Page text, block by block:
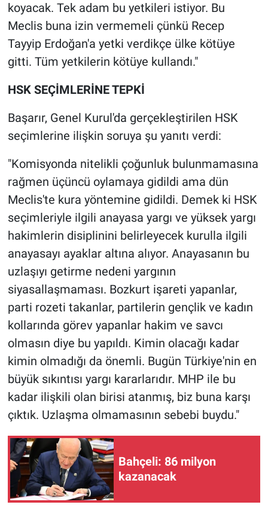
koyacak. Tek adam bu yetkileri istiyor. Bu
Meclis buna izin vermemeli çünkü Recep
Tayyip Erdoğan'a yetki verdikçe ülke kötüye
gitti. Tüm yetkilerin kötüye kullandı."
HSK SEÇİMLERİNE TEPKİ
Başarır, Genel Kurul'da gerçekleştirilen HSK
seçimlerine ilişkin soruya şu yanıtı verdi:
"Komisyonda nitelikli çoğunluk bulunmamasına
rağmen üçüncü oylamaya gidildi ama dün
Meclis'te kura yöntemine gidildi. Demek ki HSK
seçimleriyle ilgili anayasa yargı ve yüksek yargı
hakimlerin disiplinini belirleyecek kurulla ilgili
anayasayı ayaklar altına alıyor. Anayasanın bu
uzlaşıyı getirme nedeni yargının
siyasallaşmaması. Bozkurt işareti yapanlar,
parti rozeti takanlar, partilerin gençlik ve kadın
kollarında görev yapanlar hakim ve savcı
olmasın diye bu yapıldı. Kimin olacağı kadar
kimin olmadığı da önemli. Bugün Türkiye'nin en
büyük sıkıntısı yargı kararlarıdır. MHP ile bu
kadar ilişkili olan birisi atanmış, biz buna karşı
çıktık. Uzlaşma olmamasının sebebi buydu."
Bahçeli: 86 milyon
kazanacak